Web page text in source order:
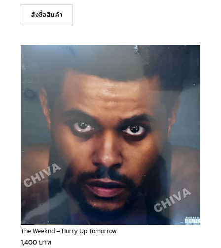
สั่งซื้อสินค้า
The Weeknd – Hurry Up Tomorrow
1,400บาท